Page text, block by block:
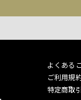
よくある
ご利用規
特定商取